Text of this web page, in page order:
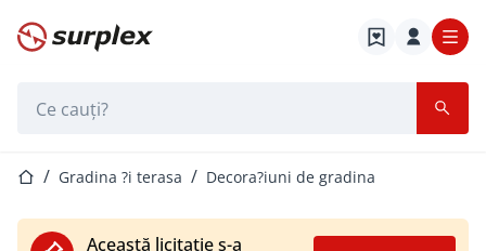
Pagina de start
Pagina de start
Gradina ?i terasa Decora?iuni de gradina
Această licitație s-a